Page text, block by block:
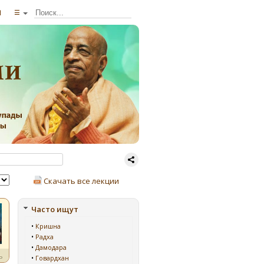
☰
Скачать все лекции
Часто ищут
• Кришна
• Радха
• Дамодара
• Говардхан